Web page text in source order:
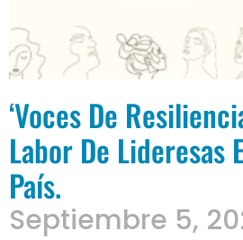
‘Voces De
Labor De Lideresas
País.
Septiembre 5,